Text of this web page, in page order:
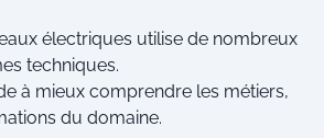
électriques utilise de nombreux
techniques.
à mieux comprendre les métiers,
du domaine.